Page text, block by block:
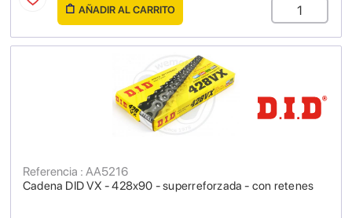
AÑADIR AL CARRITO
Cadena DID VX - 428x90 - superreforzada - con retenes
Referencia : AA5216